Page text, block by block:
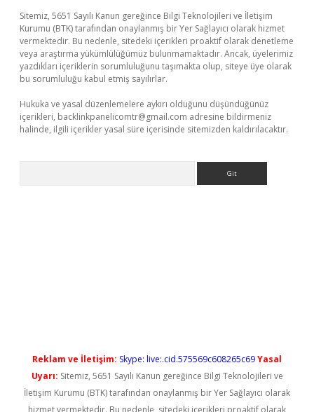
Sitemiz, 5651 Sayılı Kanun gereğince Bilgi Teknolojileri ve İletişim
Kurumu (BTK) tarafından onaylanmış bir Yer Sağlayıcı olarak hizmet
vermektedir. Bu nedenle, sitedeki içerikleri proaktif olarak denetleme
veya araştırma yükümlülüğümüz bulunmamaktadır. Ancak, üyelerimiz
yazdıkları içeriklerin sorumluluğunu taşımakta olup, siteye üye olarak
bu sorumluluğu kabul etmiş sayılırlar.
Hukuka ve yasal düzenlemelere aykırı olduğunu düşündüğünüz
içerikleri, backlinkpanelicomtr@gmail.com adresine bildirmeniz
halinde, ilgili içerikler yasal süre içerisinde sitemizden kaldırılacaktır.
Reklam ve İletişim: Skype: live:.cid.575569c608265c69Yasal
Uyarı: Sitemiz, 5651 Sayılı Kanun gereğince Bilgi Teknolojileri ve
İletişim Kurumu (BTK) tarafından onaylanmış bir Yer Sağlayıcı olarak
hizmet vermektedir. Bu nedenle, sitedeki içerikleri proaktif olarak